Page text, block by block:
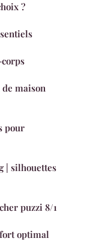
?
de maison
pour
| silhouettes
puzzi 8/1
optimal